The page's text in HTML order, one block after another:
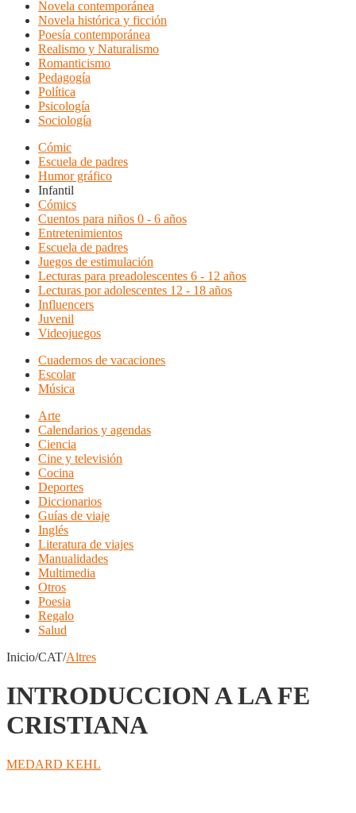
Novela contemporánea
Novela histórica y ficción
Poesía contemporánea
Realismo y Naturalismo
Romanticismo
Pedagogía
Política
Psicología
Sociología
Cómic
Escuela de padres
Humor gráfico
Infantil
Cómics
Cuentos para niños 0 - 6 años
Entretenimientos
Escuela de padres
Juegos de estimulación
Lecturas para preadolescentes 6 - 12 años
Lecturas por adolescentes 12 - 18 años
Influencers
Juvenil
Videojuegos
Cuadernos de vacaciones
Escolar
Música
Arte
Calendarios y agendas
Ciencia
Cine y televisión
Cocina
Deportes
Diccionarios
Guías de viaje
Inglés
Literatura de viajes
Manualidades
Multimedia
Otros
Poesia
Regalo
Salud
Inicio/CAT/Altres
INTRODUCCION A LA FE
CRISTIANA
MEDARD KEHL